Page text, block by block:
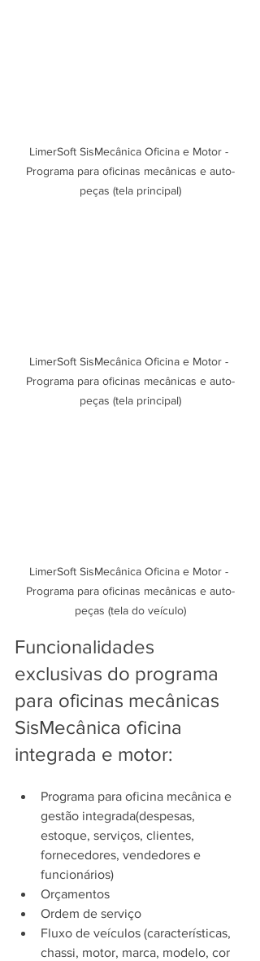
LimerSoft SisMecânica Oficina e Motor -
Programa para oficinas mecânicas e auto-
peças (tela principal)
LimerSoft SisMecânica Oficina e Motor -
Programa para oficinas mecânicas e auto-
peças (tela principal)
LimerSoft SisMecânica Oficina e Motor -
Programa para oficinas mecânicas e auto-
peças (tela do veículo)
Funcionalidades
exclusivas do programa
para oficinas mecânicas
SisMecânica oficina
integrada e motor:
Programa para oficina mecânica e
gestão integrada(despesas,
estoque, serviços, clientes,
fornecedores, vendedores e
funcionários)
Orçamentos
Ordem de serviço
Fluxo de veículos (características,
chassi, motor, marca, modelo, cor